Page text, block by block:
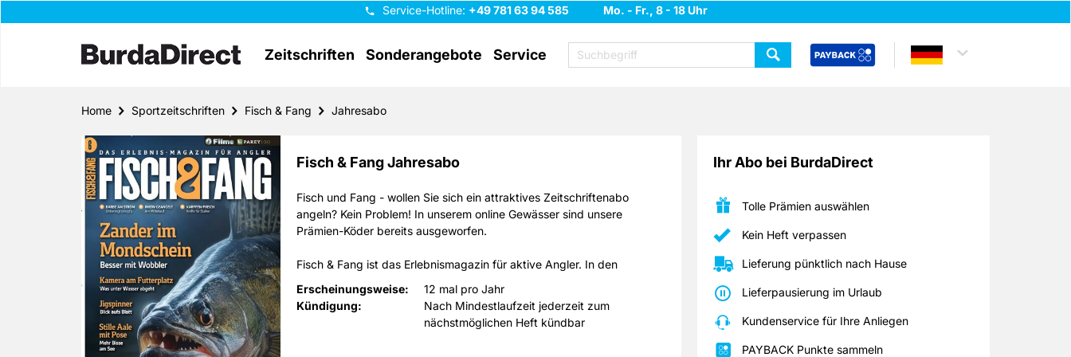
Service-Hotline: +49 781 63 94 585 Mo. - Fr., 8 - 18 Uhr
Zeitschriften Sonderangebote Service
Home Sportzeitschriften Fisch & Fang Jahresabo
Fisch & Fang Jahresabo
Fisch und Fang - wollen Sie sich ein attraktives Zeitschriftenabo
angeln? Kein Problem! In unserem online Gewässer sind unsere
Prämien-Köder bereits ausgeworfen.
Fisch & Fang ist das Erlebnismagazin für aktive Angler. In den
Herz begehrt. Der Schwerpunkt liegt auf praktischen Tipps rund um
das Thema Angeln. Erfahren Sie alles zu den neusten Trends in
Sachen Ausrüstung und Zubehör und erfahren Sie direkt wo sie die
Erscheinungsweise:
12 mal pro Jahr
Kündigung:
Nach Mindestlaufzeit jederzeit zum
nächstmöglichen Heft kündbar
Ihr Abo bei BurdaDirect
Tolle Prämien auswählen
Kein Heft verpassen
Lieferung pünktlich nach Hause
Lieferpausierung im Urlaub
Kundenservice für Ihre Anliegen
PAYBACK Punkte sammeln